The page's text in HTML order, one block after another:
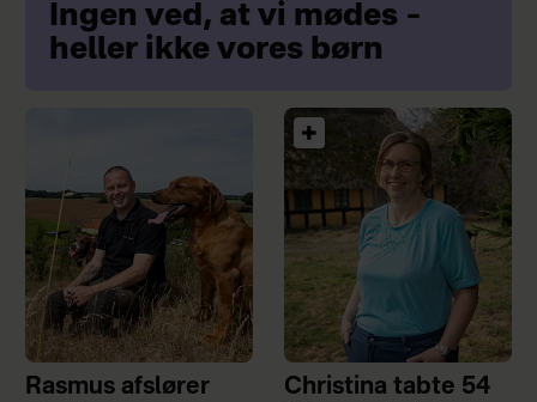
Ingen ved, at vi mødes –
heller ikke vores børn
Rasmus afslører
Christina tabte 54